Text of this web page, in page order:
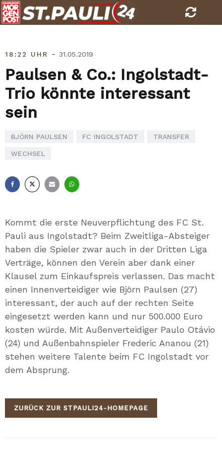
Skip
to
18:22 UHR - 31.05.2019
Paulsen & Co.: Ingolstadt-
Trio könnte interessant
sein
BJÖRN PAULSEN FC INGOLSTADT TRANSFER
WECHSEL
Kommt die erste Neuverpflichtung des FC St.
Pauli aus Ingolstadt? Beim Zweitliga-Absteiger
haben die Spieler zwar auch in der Dritten Liga
Verträge, können den Verein aber dank einer
Klausel zum Einkaufspreis verlassen. Das macht
einen Innenverteidiger wie Björn Paulsen (27)
interessant, der auch auf der rechten Seite
eingesetzt werden kann und nur 500.000 Euro
kosten würde. Mit Außenverteidiger Paulo Otávio
(24) und Außenbahnspieler Frederic Ananou (21)
stehen weitere Talente beim FC Ingolstadt vor
dem Absprung.
ZURÜCK ZUR STPAULI24-HOMEPAGE